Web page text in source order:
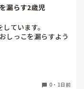
した。
に座って、試してみ
漏らす2歳児
ています。
しっこを漏らすよう
特に寝かしつけの
い声で呼んだり私が
したり、何回もトイ
0 ・ 1日前